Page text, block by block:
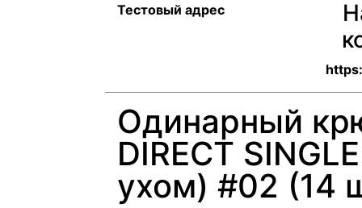
Тестовый адрес
Одинарный
DIRECT
ухом) #02 (14